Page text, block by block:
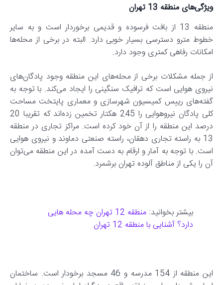
ویژگی‌های منطقه 13 تهران
منطقه 13 از بافت فرسوده و قدیمی برخوردار است و به سایر
خطوط مترو دسترسی بسیار خوبی دارد. البته در برخی از محله‌ها
امکانات رفاهی کمتری وجود دارد.
از جمله مشکلات برخی از محله‌های این منطقه وجود پادگان‌های
نیروی هوایی است که ترافیک سنگینی را ایجاد می‌کند. با توجه به
گفته‌های رییس کمیسیون شهرسازی و معماری پایتخت مساحت
کلی پادگان نیروهوایی را 245 هکتار تخمین زده‌اند که تقریبا 20
درصد این منطقه را از آن خود کرده است. مراکز تجاری در منطقه
13 به راسته تجاری دهقان، راسته صنعتی دماوند و نیروی هوایی
است. با توجه به آمار و ارقام به دست آمده در این منطقه می‌توان
آن را یکی از مناطق آلوده تهران برشمرد.
بیشتر بخوانید:
منطقه 12 تهران چه محله هایی
دارد؟ آشنایی با منطقه 12 تهران
این منطقه از 154 مدرسه و 46 مسجد برخودار است. ساختمان